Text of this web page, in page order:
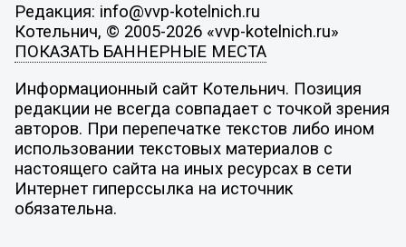
Редакция: info@vvp-kotelnich.ru
Котельнич, © 2005-2026 «vvp-kotelnich.ru»
ПОКАЗАТЬ БАННЕРНЫЕ МЕСТА
Информационный сайт Котельнич. Позиция
редакции не всегда совпадает с точкой зрения
авторов. При перепечатке текстов либо ином
использовании текстовых материалов с
настоящего сайта на иных ресурсах в сети
Интернет гиперссылка на источник
обязательна.